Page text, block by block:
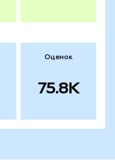
Оценок
75.8K